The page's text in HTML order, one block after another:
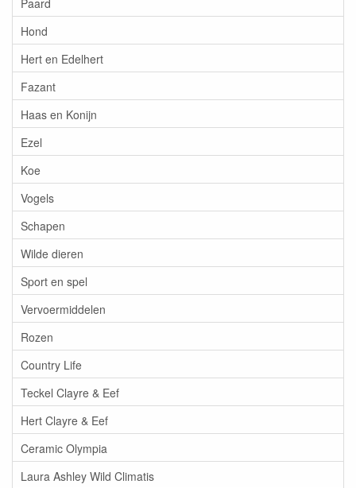
Hond
Hert en Edelhert
Fazant
Haas en Konijn
Ezel
Koe
Vogels
Schapen
Wilde dieren
Sport en spel
Vervoermiddelen
Rozen
Country Life
Teckel Clayre & Eef
Hert Clayre & Eef
Ceramic Olympia
Laura Ashley Wild Climatis